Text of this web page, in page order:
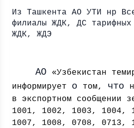
Из Ташкента АО УТИ нр
филиалы ЖДК, ДС
ЖДК, ЖДЭ
АО
«Узбекистан
информирует о том, что
в экспортном сообщении
1001, 1002, 1003, 1004,
1007, 1008, 0708, 0713,